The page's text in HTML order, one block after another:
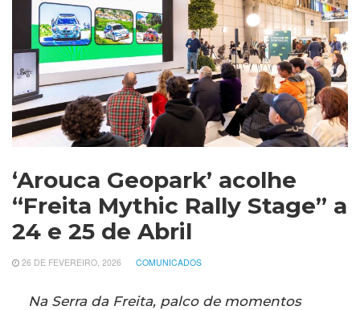
‘Arouca Geopark’ acolhe
“Freita Mythic Rally Stage” a
24 e 25 de Abril
26 DE FEVEREIRO, 2026 COMUNICADOS
Na Serra da Freita, palco de momentos